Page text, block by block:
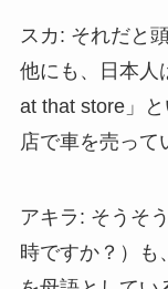
スカ: それだと
他にも、日本人
at that store」
店で車を売って
アキラ: そうそ
時ですか？）も